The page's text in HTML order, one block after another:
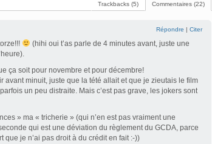
Commentaires (22)
Trackbacks (5)
Répondre | Citer
(hihi oui t’as parle de 4 minutes avant, juste une
ça soit pour novembre et pour décembre!
avant minuit, juste que la tété allait et que je zieutais le film
un peu distraite. Mais c’est pas grave, les jokers sont
» ma « tricherie » (qui n’en est pas vraiment une
qui est une déviation du règlement du GCDA, parce
que je n’ai pas droit à du crédit en fait :-))